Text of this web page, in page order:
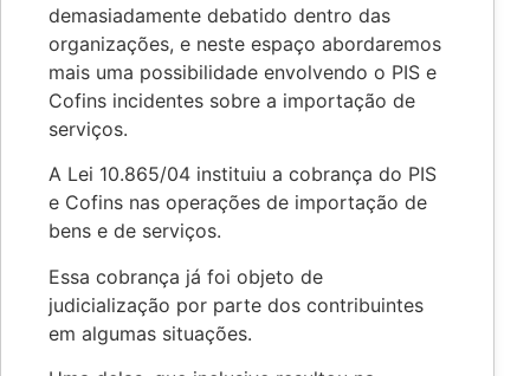
demasiadamente debatido dentro das
organizações, e neste espaço abordaremos
mais uma possibilidade envolvendo o PIS e
Cofins incidentes sobre a importação de
serviços.
A Lei 10.865/04 instituiu a cobrança do PIS
e Cofins nas operações de importação de
bens e de serviços.
Essa cobrança já foi objeto de
judicialização por parte dos contribuintes
em algumas situações.